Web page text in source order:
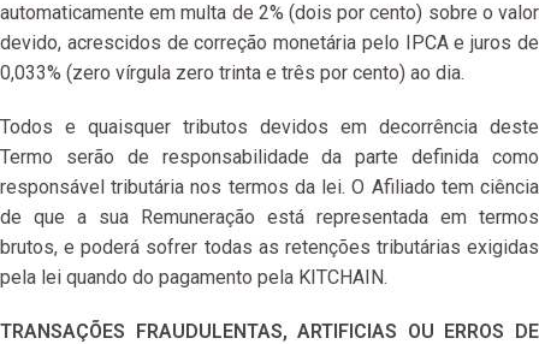
automaticamente em multa de 2% (dois por cento) sobre o valor
devido, acrescidos de correção monetária pelo IPCA e juros de
0,033% (zero vírgula zero trinta e três por cento) ao dia.
Todos e quaisquer tributos devidos em decorrência deste
Termo serão de responsabilidade da parte definida como
responsável tributária nos termos da lei. O Afiliado tem ciência
de que a sua Remuneração está representada em termos
brutos, e poderá sofrer todas as retenções tributárias exigidas
pela lei quando do pagamento pela KITCHAIN.
TRANSAÇÕES FRAUDULENTAS, ARTIFICIAS OU ERROS DE